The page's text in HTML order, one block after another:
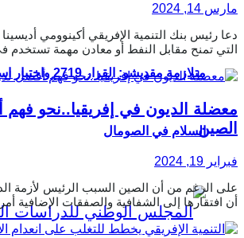
متلازمة مقديشو:
السلام في الصومال
مارس 14, 2024
دعا رئيس بنك التنمية الإفريقي أكينوومي
التي تمنح مقابل النفط أو معادن مهمة تستخدم
معضلة الديون في إفريقيا..نحو فهم
الصين
فبراير 19, 2024
على الرغم من أن الصين السبب الرئيس لأزمة
أن افتقارها إلى الشفافية والصفقات الإضافية